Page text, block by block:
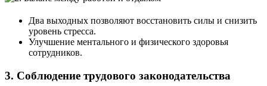
Два выходных позволяют восстановить силы и снизить
уровень стресса.
Улучшение ментального и физического здоровья
сотрудников.
3. Соблюдение трудового законодательства